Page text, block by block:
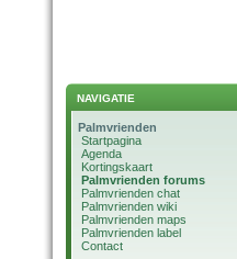
NAVIGATIE
Palmvrienden
Startpagina
Agenda
Kortingskaart
Palmvrienden forums
Palmvrienden chat
Palmvrienden wiki
Palmvrienden maps
Palmvrienden label
Contact